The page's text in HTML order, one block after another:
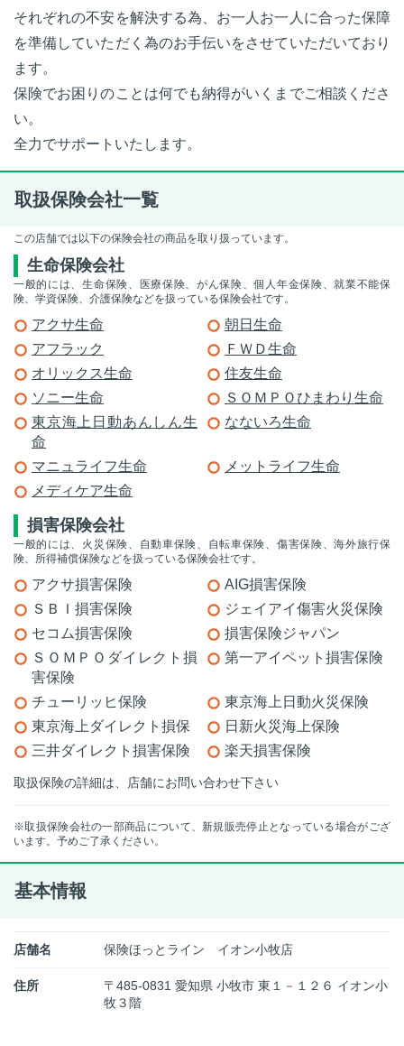
それぞれの不安を解決する為、お一人お一人に合った保障
を準備していただく為のお手伝いをさせていただいており
ます。
保険でお困りのことは何でも納得がいくまでご相談くださ
い。
全力でサポートいたします。
取扱保険会社一覧
この店舗では以下の保険会社の商品を取り扱っています。
生命保険会社
一般的には、生命保険、医療保険、がん保険、個人年金保険、就業不能保
険、学資保険、介護保険などを扱っている保険会社です。
アクサ生命
朝日生命
アフラック
ＦＷＤ生命
オリックス生命
住友生命
ソニー生命
ＳＯＭＰＯひまわり生命
東京海上日動あんしん生
命
なないろ生命
マニュライフ生命
メットライフ生命
メディケア生命
損害保険会社
一般的には、火災保険、自動車保険、自転車保険、傷害保険、海外旅行保
険、所得補償保険などを扱っている保険会社です。
アクサ損害保険
AIG損害保険
ＳＢＩ損害保険
ジェイアイ傷害火災保険
セコム損害保険
損害保険ジャパン
ＳＯＭＰＯダイレクト損
害保険
第一アイペット損害保険
チューリッヒ保険
東京海上日動火災保険
東京海上ダイレクト損保
日新火災海上保険
三井ダイレクト損害保険
楽天損害保険
取扱保険の詳細は、店舗にお問い合わせ下さい
※取扱保険会社の一部商品について、新規販売停止となっている場合がござ
います。予めご了承ください。
基本情報
店舗名 保険ほっとライン イオン小牧店
住所
〒485-0831 愛知県 小牧市 東１－１２６ イオン小
牧３階